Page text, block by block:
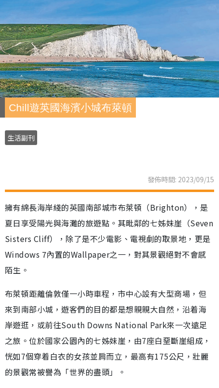
Chill遊英國海濱小城布萊頓
生活副刊
發佈時間: 2023/09/15
擁有綿長海岸綫的英國南部城市布萊頓（Brighton），是
夏日享受陽光與海灘的旅遊點。其毗鄰的七姊妹崖（Seven
Sisters Cliff），除了是不少電影、電視劇的取景地，更是
Windows 7內置的Wallpaper之一，對其景觀絕對不會感
陌生。
布萊頓距離倫敦僅一小時車程，市中心設有大型商場，但
來到南部小城，遊客們的目的都是想親親大自然，沿着海
岸遊逛，或前往South Downs National Park來一次遠足
之旅。位於國家公園內的七姊妹崖，由7座白堊斷崖組成，
恍如7個穿着白衣的女孩並肩而立，最高有175公尺，壯麗
的景觀常被譽為「世界的盡頭」。